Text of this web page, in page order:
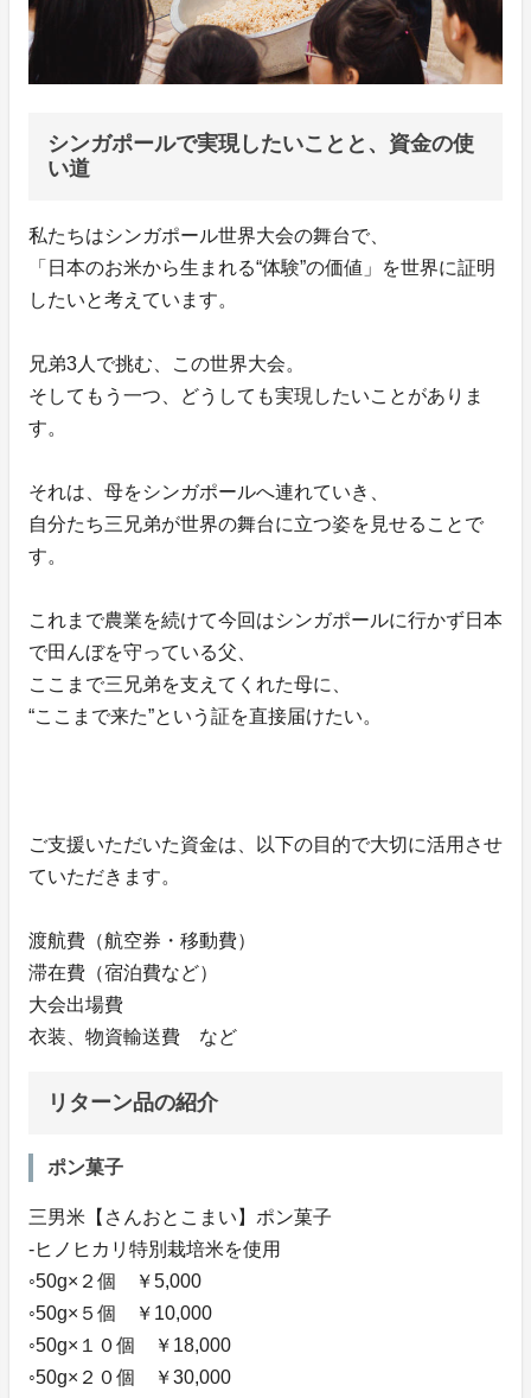
シンガポールで実現したいことと、資金の使
い道
私たちはシンガポール世界大会の舞台で、
「日本のお米から生まれる“体験”の価値」を世界に証明
したいと考えています。
兄弟3人で挑む、この世界大会。
そしてもう一つ、どうしても実現したいことがありま
す。
それは、母をシンガポールへ連れていき、
自分たち三兄弟が世界の舞台に立つ姿を見せることで
す。
これまで農業を続けて今回はシンガポールに行かず日本
で田んぼを守っている父、
ここまで三兄弟を支えてくれた母に、
“ここまで来た”という証を直接届けたい。
ご支援いただいた資金は、以下の目的で大切に活用させ
ていただきます。
渡航費（航空券・移動費）
滞在費（宿泊費など）
大会出場費
衣装、物資輸送費 など
リターン品の紹介
ポン菓子
三男米【さんおとこまい】ポン菓子
‐ヒノヒカリ特別栽培米を使用
◦50g×２個 ￥5,000
◦50g×５個 ￥10,000
◦50g×１０個 ￥18,000
◦50g×２０個 ￥30,000